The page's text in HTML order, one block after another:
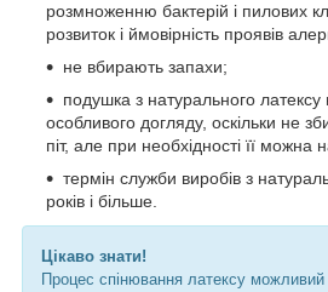
розмноженню бактерій і пилових
розвиток і ймовірність проявів
не вбирають запахи;
подушка з натурального латексу
особливого догляду, оскільки не
піт, але при необхідності її можна
термін служби виробів з
років і більше.
Цікаво знати!
Процес спінювання латексу